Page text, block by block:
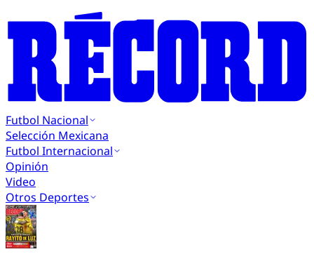
Futbol Nacional
Selección Mexicana
Futbol Internacional
Opinión
Video
Otros Deportes